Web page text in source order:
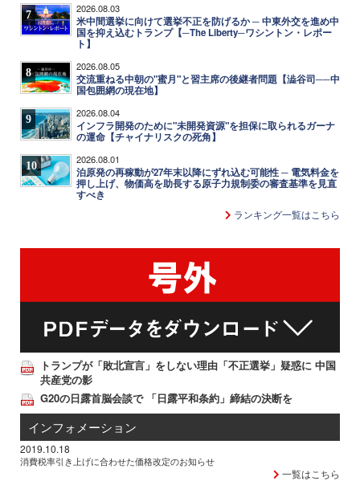
7 2026.08.03
米中間選挙に向けて選挙不正を防げるか ─ 中東外交を進め中
国を抑え込むトランプ【─The Liberty─ワシントン・レポー
ト】
8 2026.08.05
交流重ねる中朝の"蜜月"と習主席の後継者問題【澁谷司──中
国包囲網の現在地】
9 2026.08.04
インフラ開発のために"未開発資源"を担保に取られるガーナ
の運命【チャイナリスクの死角】
10 2026.08.01
泊原発の再稼動が27年末以降にずれ込む可能性 ─ 電気料金を
押し上げ、物価高を助長する原子力規制委の審査基準を見直
すべき
ランキング一覧はこちら
トランプが「敗北宣言」をしない理由「不正選挙」疑惑に 中国
共産党の影
G20の日露首脳会談で 「日露平和条約」締結の決断を
インフォメーション
2019.10.18
消費税率引き上げに合わせた価格改定のお知らせ
一覧はこちら